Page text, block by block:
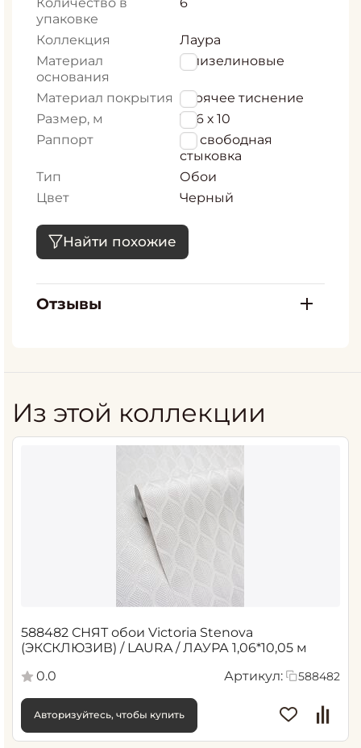
упаковке
Коллекция
Лаура
Материал
основания
Флизелиновые
Материал покрытия горячее тиснение
Размер, м
1,06 х 10
Раппорт
64 свободная
стыковка
Тип
Обои
Цвет
Черный
Найти похожие
Отзывы
Из этой коллекции
588482 СНЯТ обои Victoria Stenova
(ЭКСКЛЮЗИВ) / LAURA / ЛАУРА 1,06*10,05 м
0.0
Артикул: 588482
Авторизуйтесь, чтобы купить